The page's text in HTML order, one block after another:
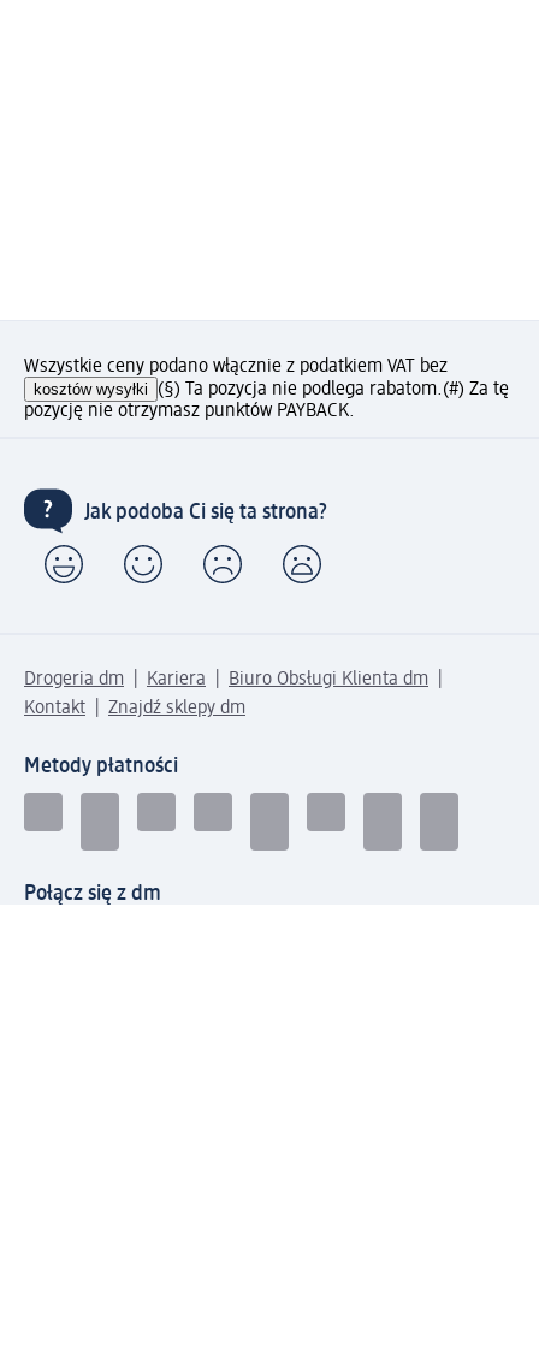
Wszystkie ceny podano włącznie z podatkiem VAT bez
kosztów wysyłki (§) Ta pozycja nie podlega rabatom.(#) Za tę
pozycję nie otrzymasz punktów PAYBACK.
Jak podoba Ci się ta strona?
Drogeria dm Kariera
Biuro Obsługi Klienta dm
Kontakt
Znajdź sklepy dm
Metody płatności
Połącz się z dm